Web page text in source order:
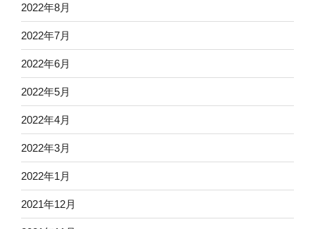
2022年8月
2022年7月
2022年6月
2022年5月
2022年4月
2022年3月
2022年1月
2021年12月